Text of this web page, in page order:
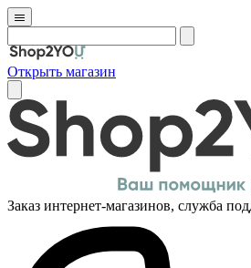
Открыть магазин
Заказ интернет-магазинов, служба